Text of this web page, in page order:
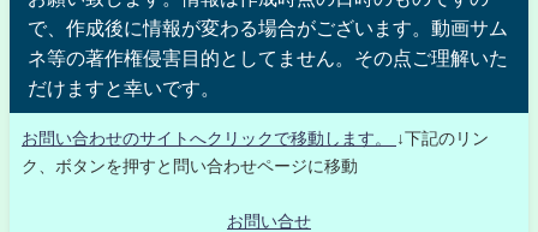
で、作成後に情報が変わる場合がございます。動画サム
ネ等の著作権侵害目的としてません。その点ご理解いた
だけますと幸いです。
お問い合わせのサイトへクリックで移動します。
↓下記のリン
ク、ボタンを押すと問い合わせページに移動
お問い合せ